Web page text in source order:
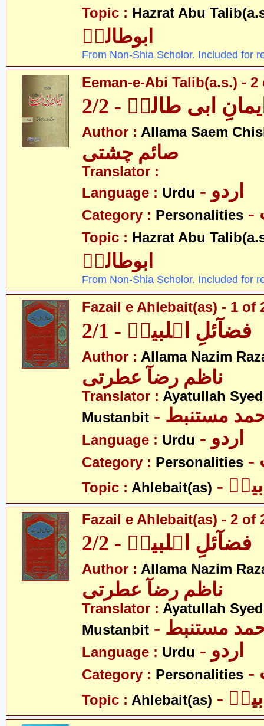
Topic : Hazrat Abu
ابوطالبؑ
From Non-Shia Scholor. Included for
Eeman-e-Abi Talib(a.s.) - 2
ابی طالبؑ - 2/2
Author : Allama Saem
صائم چشتی
Translator :
Language : Urdu - اردو
Category : Personalities
Topic : Hazrat Abu
ابوطالبؑ
From Non-Shia Scholor. Included for
Fazail e Ahlebait(as) - 1 of
فضآئلِ اہلبیتؑ - 2/1
Author : Allama Nazim
ناظم رضآ عطرتی
Translator : Ayatullah
Mustanbit
مستنبط
Language : Urdu - اردو
Category : Personalities
Topic : Ahlebait(as) بیتؑ
Fazail e Ahlebait(as) - 2 of
فضآئلِ اہلبیتؑ - 2/2
Author : Allama Nazim
ناظم رضآ عطرتی
Translator : Ayatullah
Mustanbit
مستنبط
Language : Urdu - اردو
Category : Personalities
Topic : Ahlebait(as) بیتؑ